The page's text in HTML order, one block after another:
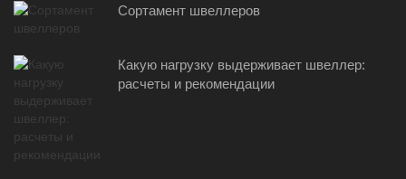
Сортамент швеллеров
Какую нагрузку выдерживает швеллер:
расчеты и рекомендации